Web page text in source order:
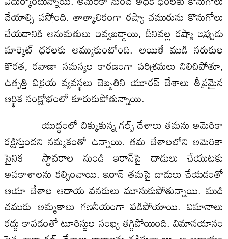
చేయాల్సి వస్తోంది. తాత్కాలికంగా రష్యా చమురును కొనుగోలు
చేయడానికి అనుమతులు ఇవ్వబడ్డాయి, దీనివల్ల రష్యా ఇప్పుడు
మార్కెట్ ధరలకు అమ్ముకుంటోంది. అయితే ముడి సరుకుల
కొరత, రవాణా సమస్యల కారణంగా పరిశ్రమలు నిలిచిపోతూ,
ఉత్పత్తి విక్రయ వ్యవస్థలు దెబ్బతిని యూరప్ దేశాలు తీవ్రమైన
ఆర్థిక సంక్షోభంలో కూరుకుపోతున్నాయి.
యుద్ధంలో చిక్కుకున్న గల్ఫ్ దేశాలు తమను అమెరికా
రక్షిస్తుందని నమ్మకంతో ఉన్నాయి. తమ దేశాలలోని అమెరికా
సైనిక స్థావరాల నుండి ఇరాన్‌పై దాడులు చేయుటకు
అవకాశాలను కల్పించాయి. ఇరాన్ తమపై దాడులు చేయడంతో
ఆయా దేశాల ఆదాయ వనరులు మూసుకుపోతున్నాయి. ముడి
చమురు అమ్మకాలు గణనీయంగా పడిపోయాయి. విమానాలు
రద్దు కావడంతో టూరిస్టుల సంఖ్య తగ్గిపోయింది. విమానయానం